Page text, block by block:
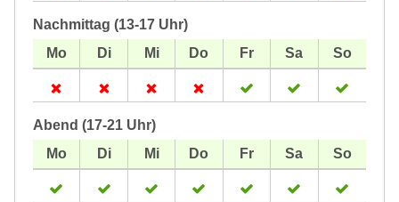
Nachmittag (13-17 Uhr)
Abend (17-21 Uhr)